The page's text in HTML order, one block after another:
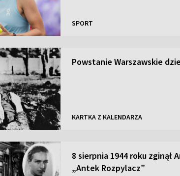
SPORT
Powstanie Warszawskie
KARTKA Z KALENDARZA
8 sierpnia 1944 roku zginął
„Antek Rozpylacz”